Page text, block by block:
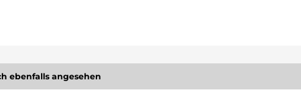
ebenfalls angesehen